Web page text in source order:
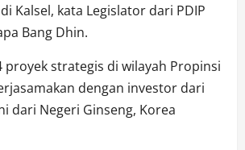
Kalsel, kata Legislator dari PDIP
Bang Dhin.
proyek strategis di wilayah Propinsi
dengan investor dari
dari Negeri Ginseng, Korea